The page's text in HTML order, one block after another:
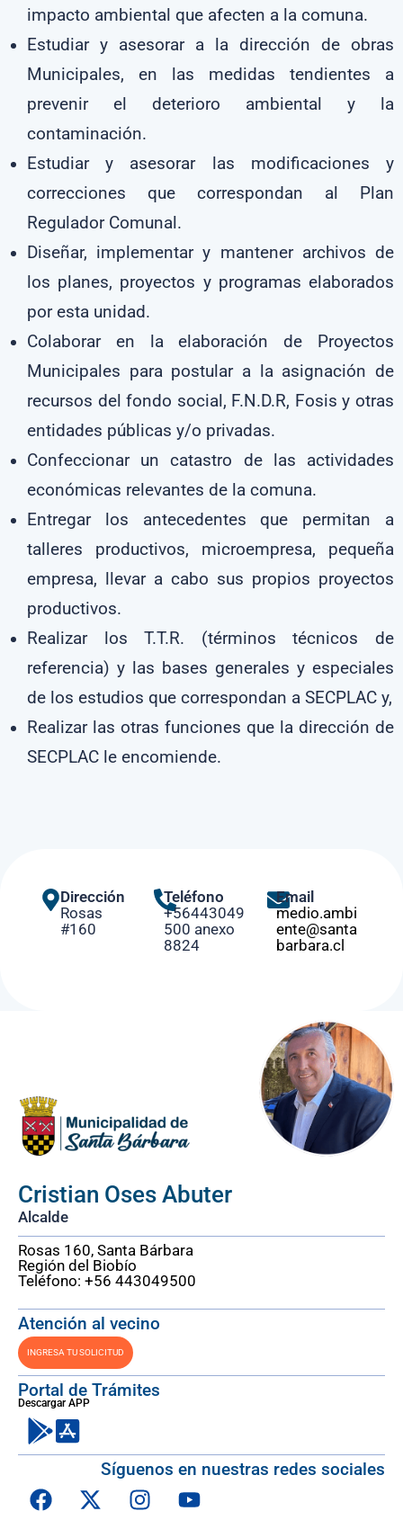
impacto ambiental que afecten a la comuna.
Estudiar y asesorar a la dirección de obras
Municipales, en las medidas tendientes a
prevenir el deterioro ambiental y la
contaminación.
Estudiar y asesorar las modificaciones y
correcciones que correspondan al Plan
Regulador Comunal.
Diseñar, implementar y mantener archivos de
los planes, proyectos y programas elaborados
por esta unidad.
Colaborar en la elaboración de Proyectos
Municipales para postular a la asignación de
recursos del fondo social, F.N.D.R, Fosis y otras
entidades públicas y/o privadas.
Confeccionar un catastro de las actividades
económicas relevantes de la comuna.
Entregar los antecedentes que permitan a
talleres productivos, microempresa, pequeña
empresa, llevar a cabo sus propios proyectos
productivos.
Realizar los T.T.R. (términos técnicos de
referencia) y las bases generales y especiales
de los estudios que correspondan a SECPLAC y,
Realizar las otras funciones que la dirección de
SECPLAC le encomiende.
Dirección
Rosas
#160
Teléfono
+56443049
500 anexo
8824
Email
medio.ambi
ente@santa
barbara.cl
Cristian Oses Abuter
Alcalde
Rosas 160, Santa Bárbara
Región del Biobío
Teléfono: +56 443049500
Atención al vecino
INGRESA TU SOLICITUD
Portal de Trámites
Descargar APP
Síguenos en nuestras redes sociales